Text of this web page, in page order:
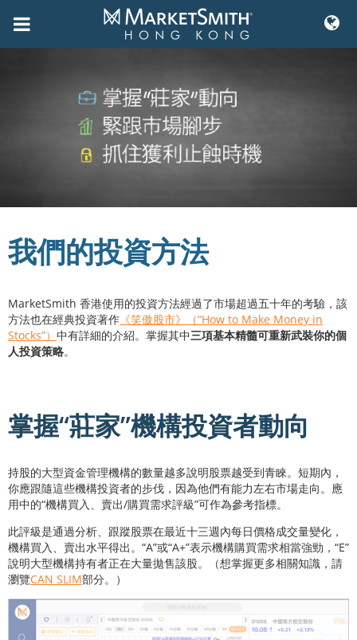
我們的投資方法
MarketSmith 香港使用的投資方法經過了市場超過五十年的考驗，該
方法也在經典投資著作 《笑傲股市》（“How to Make Money in
Stocks”） 中有詳細的介紹。掌握其中三項基本精髓可重新武裝你的個
人投資策略。
掌握“莊家”機構投資者動向
持股的大型資金管理機構的數量越多說明股票越受到青睞。短期內，
你應跟隨這些機構投資者的步伐，因為他們有能力左右市場走向。應
用中的“機構買入、賣出/購買需求評級”可作為參考指標。
此評級是通過分析、跟蹤股票在最近十三週內每日價格成交量變化，
機構買入、賣出水平得出。“A”或“A+”表示機構購買需求相當強勁，“E”
說明大型機構持有者正在大量拋售該股。（想掌握更多相關知識，請
瀏覽CAN SLIM部分。）